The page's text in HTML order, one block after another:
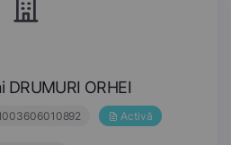
ORHEI
Activă